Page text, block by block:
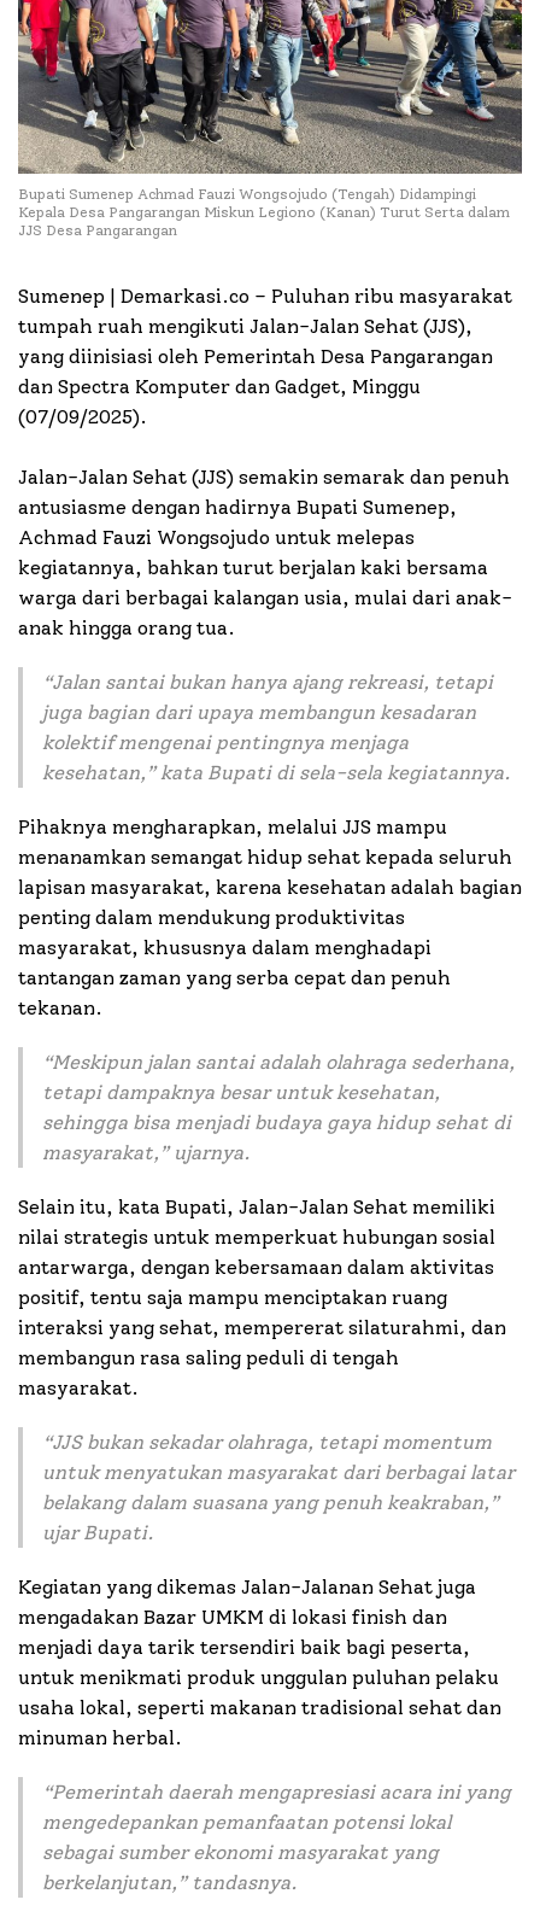
Bupati Sumenep Achmad Fauzi Wongsojudo (Tengah) Didampingi
Kepala Desa Pangarangan Miskun Legiono (Kanan) Turut Serta dalam
JJS Desa Pangarangan
Sumenep | Demarkasi.co – Puluhan ribu masyarakat
tumpah ruah mengikuti Jalan-Jalan Sehat (JJS),
yang diinisiasi oleh Pemerintah Desa Pangarangan
dan Spectra Komputer dan Gadget, Minggu
(07/09/2025).
Jalan-Jalan Sehat (JJS) semakin semarak dan penuh
antusiasme dengan hadirnya Bupati Sumenep,
Achmad Fauzi Wongsojudo untuk melepas
kegiatannya, bahkan turut berjalan kaki bersama
warga dari berbagai kalangan usia, mulai dari anak-
anak hingga orang tua.
“Jalan santai bukan hanya ajang rekreasi, tetapi
juga bagian dari upaya membangun kesadaran
kolektif mengenai pentingnya menjaga
kesehatan,”kata Bupati di sela-sela kegiatannya.
Pihaknya mengharapkan, melalui JJS mampu
menanamkan semangat hidup sehat kepada seluruh
lapisan masyarakat, karena kesehatan adalah bagian
penting dalam mendukung produktivitas
masyarakat, khususnya dalam menghadapi
tantangan zaman yang serba cepat dan penuh
tekanan.
“Meskipun jalan santai adalah olahraga sederhana,
tetapi dampaknya besar untuk kesehatan,
sehingga bisa menjadi budaya gaya hidup sehat di
masyarakat,”ujarnya.
Selain itu, kata Bupati, Jalan-Jalan Sehat memiliki
nilai strategis untuk memperkuat hubungan sosial
antarwarga, dengan kebersamaan dalam aktivitas
positif, tentu saja mampu menciptakan ruang
interaksi yang sehat, mempererat silaturahmi, dan
membangun rasa saling peduli di tengah
masyarakat.
“JJS bukan sekadar olahraga, tetapi momentum
untuk menyatukan masyarakat dari berbagai latar
belakang dalam suasana yang penuh keakraban,”
ujar Bupati.
Kegiatan yang dikemas Jalan-Jalanan Sehat juga
mengadakan Bazar UMKM di lokasi finish dan
menjadi daya tarik tersendiri baik bagi peserta,
untuk menikmati produk unggulan puluhan pelaku
usaha lokal, seperti makanan tradisional sehat dan
minuman herbal.
“Pemerintah daerah mengapresiasi acara ini yang
mengedepankan pemanfaatan potensi lokal
sebagai sumber ekonomi masyarakat yang
berkelanjutan,”tandasnya.